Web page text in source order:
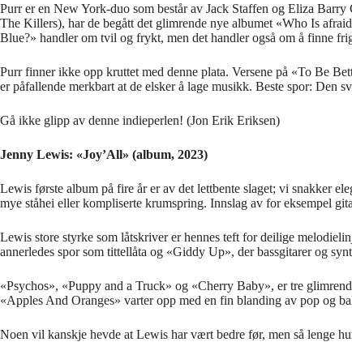
Purr er en New York-duo som består av Jack Staffen og Eliza
The Killers), har de begått det glimrende nye albumet «Who Is
Blue?» handler om tvil og frykt, men det handler også om å finne
Purr finner ikke opp kruttet med denne plata. Versene på «To Be
er påfallende merkbart at de elsker å lage musikk. Beste spor: Den
Gå ikke glipp av denne indieperlen! (Jon Erik Eriksen)
Jenny Lewis: «Joy’All» (album, 2023)
Lewis første album på fire år er av det lettbente slaget; vi snakker
mye ståhei eller kompliserte krumspring. Innslag av for eksempel
Lewis store styrke som låtskriver er hennes teft for deilige
annerledes spor som tittellåta og «Giddy Up», der bassgitarer og
«Psychos», «Puppy and a Truck» og «Cherry Baby», er tre
«Apples And Oranges» varter opp med en fin blanding av pop og
Noen vil kanskje hevde at Lewis har vært bedre før, men så lenge